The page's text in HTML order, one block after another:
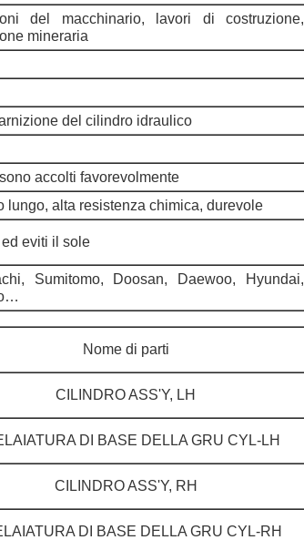
del macchinario, lavori di costruzione,
mineraria
del cilindro idraulico
accolti favorevolmente
lungo, alta resistenza chimica, durevole
eviti il sole
Sumitomo, Doosan, Daewoo, Hyundai,
Nome di parti
CILINDRO ASS'Y, LH
DI BASE DELLA GRU CYL-LH
CILINDRO ASS'Y, RH
DI BASE DELLA GRU CYL-RH